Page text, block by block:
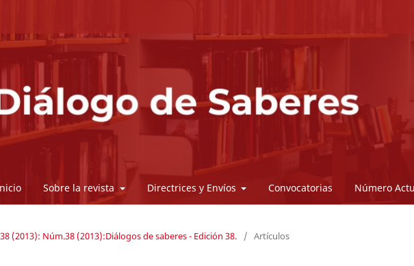
Sobre la revista Directrices y Envíos Convocatorias Número
(2013): Núm.38 (2013):Diálogos de saberes - Edición 38. / Artículos